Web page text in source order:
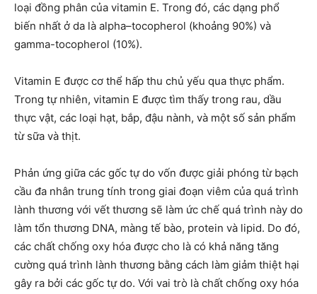
loại đồng phân của vitamin E. Trong đó, các dạng phổ
biến nhất ở da là alpha–tocopherol (khoảng 90%) và
gamma-tocopherol (10%).
Vitamin E được cơ thể hấp thu chủ yếu qua thực phẩm.
Trong tự nhiên, vitamin E được tìm thấy trong rau, dầu
thực vật, các loại hạt, bắp, đậu nành, và một số sản phẩm
từ sữa và thịt.
Phản ứng giữa các gốc tự do vốn được giải phóng từ bạch
cầu đa nhân trung tính trong giai đoạn viêm của quá trình
lành thương với vết thương sẽ làm ức chế quá trình này do
làm tổn thương DNA, màng tế bào, protein và lipid. Do đó,
các chất chống oxy hóa được cho là có khả năng tăng
cường quá trình lành thương bằng cách làm giảm thiệt hại
gây ra bởi các gốc tự do. Với vai trò là chất chống oxy hóa